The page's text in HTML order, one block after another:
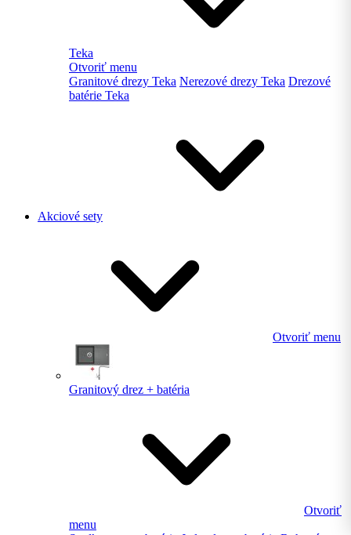
Teka
Otvoriť menu
Granitové drezy Teka Nerezové drezy Teka Drezové
batérie Teka
Akciové sety
Otvoriť menu
Granitový drez + batéria
Otvoriť
menu